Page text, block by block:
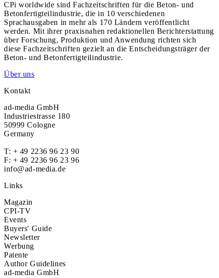
CPi worldwide sind Fachzeitschriften für die Beton- und
Betonfertigteilindustrie, die in 10 verschiedenen
Sprachausgaben in mehr als 170 Ländern veröffentlicht
werden. Mit ihrer praxisnahen redaktionellen Berichterstattung
über Forschung, Produktion und Anwendung richten sich
diese Fachzeitschriften gezielt an die Entscheidungsträger der
Beton- und Betonfertigteilindustrie.
Über uns
Kontakt
ad-media GmbH
Industriestrasse 180
50999 Cologne
Germany
T: + 49 2236 96 23 90
F: + 49 2236 96 23 96
info@ad-media.de
Links
Magazin
CPI-TV
Events
Buyers' Guide
Newsletter
Werbung
Patente
Author Guidelines
ad-media GmbH